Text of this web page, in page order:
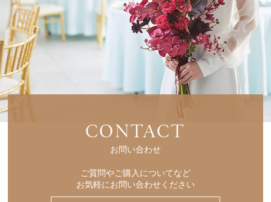
CONTACT
お問い合わせ
ご質問やご購入についてなど
お気軽にお問い合わせください